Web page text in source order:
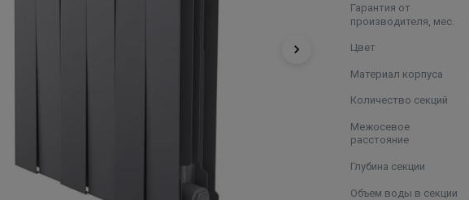
Гарантия от
производителя, мес.
Цвет
Материал корпуса
Количество секций
Межосевое
расстояние
Глубина секции
Объем воды в секции